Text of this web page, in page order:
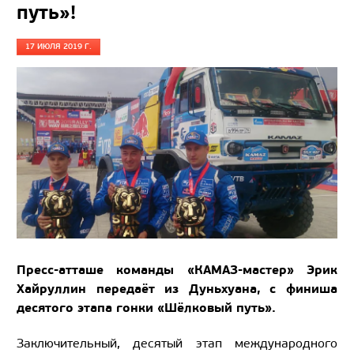
путь»!
17 ИЮЛЯ 2019 Г.
Пресс-атташе команды «КАМАЗ-мастер» Эрик
Хайруллин передаёт из Дуньхуана, с финиша
десятого этапа гонки «Шёлковый путь».
Заключительный, десятый этап международного